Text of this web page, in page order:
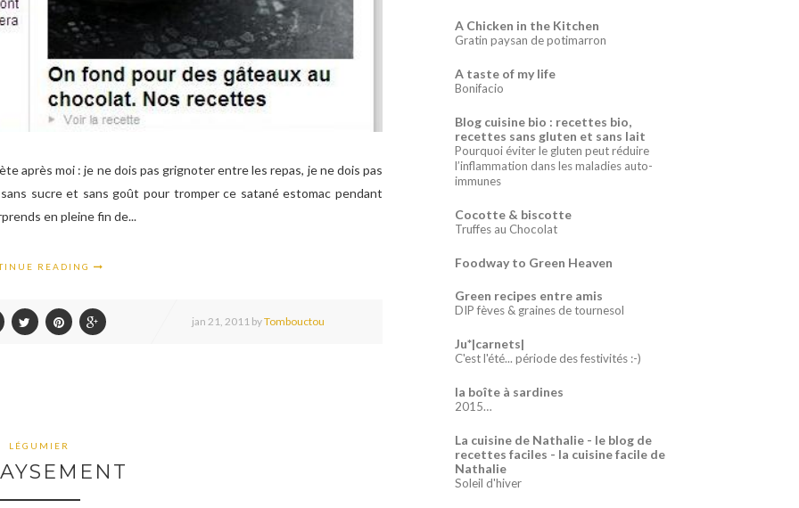
après moi : je ne dois pas grignoter entre les repas, je ne dois pas
sucre et sans goût pour tromper ce satané estomac pendant
en pleine fin de...
READING
jan 21, 2011 byTombouctou
LÉGUMIER
A Chicken in the Kitchen
Gratin paysan de potimarron
A taste of my life
Bonifacio
Blog cuisine bio : recettes bio,
recettes sans gluten et sans lait
Pourquoi éviter le gluten peut réduire
l’inflammation dans les maladies auto-
immunes
Cocotte & biscotte
Truffes au Chocolat
Foodway to Green Heaven
Green recipes entre amis
DIP fèves & graines de tournesol
Ju*|carnets|
C'est l'été... période des festivités :-)
la boîte à sardines
2015…
La cuisine de Nathalie - le blog de
recettes faciles - la cuisine facile de
Nathalie
Soleil d'hiver